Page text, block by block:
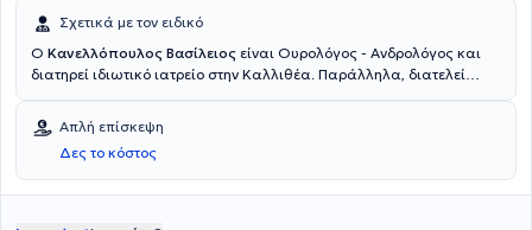
Σχετικά με τον ειδικό
Ο Κανελλόπουλος Βασίλειος είναι Ουρολόγος - Ανδρολόγος και
διατηρεί ιδιωτικό ιατρείο στην Καλλιθέα. Παράλληλα, διατελεί
Σπούδασε Ιατρική στο Ιατρικό Πανεπιστήμιο Βάρνας και ειδικεύτηκε
στο Αντικαρκινικό Νοσοκομείο Θεσσαλονίκης "Θεαγένειο" και στο
Γενικό Νοσοκομείο Αθηνών "Ιπποκράτειο". Επιπλέον, ο γιατρός είναι
πιστοποιημένος στη χρήση υπερήχων. Διαθέτει πολυετή εμπειρία
Γενικό Νοσοκομείο Αθηνών "Ερυθρός Σταυρός". Τέλος, έχει
Απλή επίσκεψη
Δες το κόστος